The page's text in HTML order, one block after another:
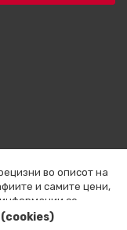
во описот на
и самите цени,
се
на сајтот се